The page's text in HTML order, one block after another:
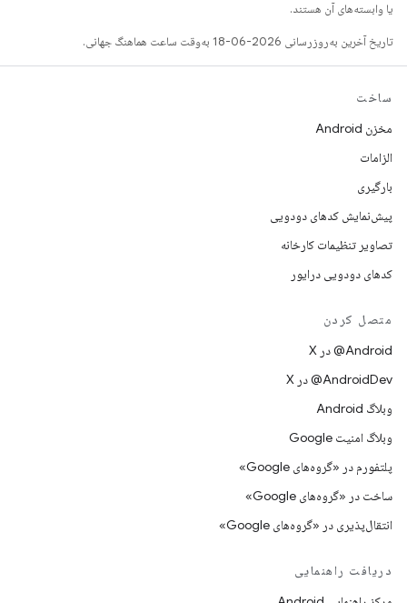
یا وابسته‌های آن هستند.
تاریخ آخرین به‌روزرسانی 2026-06-18 به‌وقت ساعت هماهنگ جهانی.
ساخت
مخزن Android
الزامات
بارگیری
پیش‌نمایش کدهای دودویی
تصاویر تنظیمات کارخانه
کدهای دودویی درایور
متصل کردن
‫‎@Android در X
‫‎@AndroidDev در X
وبلاگ Android
وبلاگ امنیت Google
پلتفورم در «گروه‌های Google»
ساخت در «گروه‌های Google»
انتقال‌پذیری در «گروه‌های Google»
دریافت راهنمایی